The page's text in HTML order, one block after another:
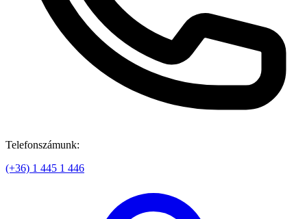
Telefonszámunk:
(+36) 1 445 1 446